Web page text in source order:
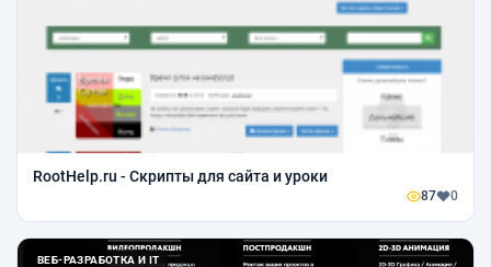
RootHelp.ru - Скрипты для сайта и уроки
87 0
ВЕБ-РАЗРАБОТКА И IT